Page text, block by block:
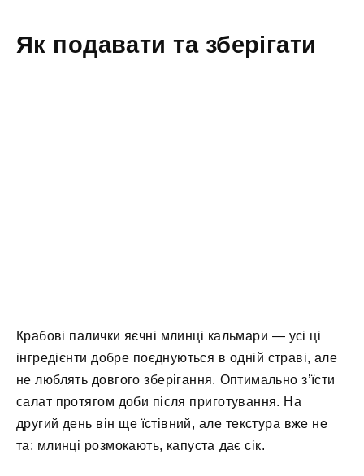
Як подавати та зберігати
Крабові палички яєчні млинці кальмари — усі ці
інгредієнти добре поєднуються в одній страві, але
не люблять довгого зберігання. Оптимально з’їсти
салат протягом доби після приготування. На
другий день він ще їстівний, але текстура вже не
та: млинці розмокають, капуста дає сік.